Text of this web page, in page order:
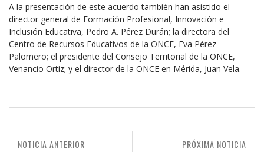
A la presentación de este acuerdo también han asistido el
director general de Formación Profesional, Innovación e
Inclusión Educativa, Pedro A. Pérez Durán; la directora del
Centro de Recursos Educativos de la ONCE, Eva Pérez
Palomero; el presidente del Consejo Territorial de la ONCE,
Venancio Ortiz; y el director de la ONCE en Mérida, Juan Vela.
PRÓXIMA NOTICIA
NOTICIA ANTERIOR